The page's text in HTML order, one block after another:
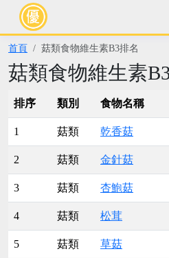
首頁 菇類食物維生素B3排名
菇類食物維生素
排序 類別 食物名稱
1 菇類 乾香菇
2 菇類 金針菇
3 菇類 杏鮑菇
4 菇類 松茸
5 菇類 草菇